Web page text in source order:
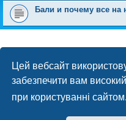
Цей вебсайт
забезпечити вам
при користуванні сайтом.
Бали и почему все
ХТО ЗАРАЗ ОНЛАЙН
Зараз переглядають цей форум:
Магазин спорядження